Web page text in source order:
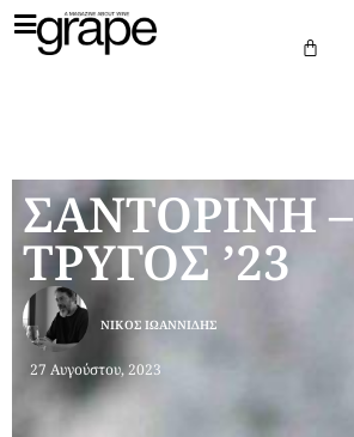
ΣΑΝΤΟΡΙΝΗ –
ΤΡΥΓΟΣ ’23
27 Αυγούστου, 2023
ΝΊΚΟΣ ΙΩΑΝΝΊΔΗΣ